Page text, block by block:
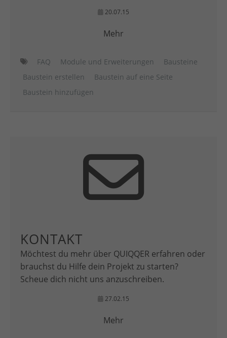
20.07.15
Mehr
FAQ Module und Erweiterungen
Bausteine
Baustein erstellen
Baustein auf eine Seite
Baustein hinzufügen
KONTAKT
Möchtest du mehr über QUIQQER erfahren oder
brauchst du Hilfe dein Projekt zu starten?
Scheue dich nicht uns anzuschreiben.
27.02.15
Mehr